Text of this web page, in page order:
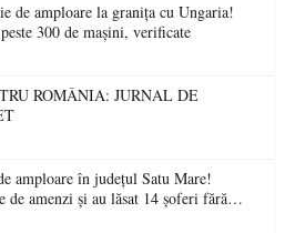
de amploare la granița cu Ungaria!
300 de mașini, verificate
ROMÂNIA: JURNAL DE
amploare în județul Satu Mare!
de amenzi și au lăsat 14 șoferi fără
zi